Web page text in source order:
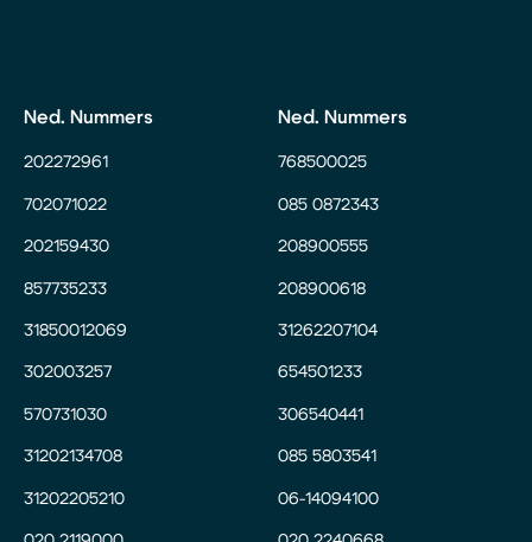
Ned. Nummers
202272961
702071022
202159430
857735233
31850012069
302003257
570731030
31202134708
31202205210
Ned. Nummers
768500025
085 0872343
208900555
208900618
31262207104
654501233
306540441
085 5803541
06-14094100